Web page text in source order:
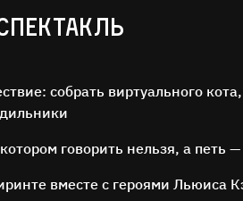
собрать виртуального
говорить нельзя, а петь
вместе с героями Льюиса